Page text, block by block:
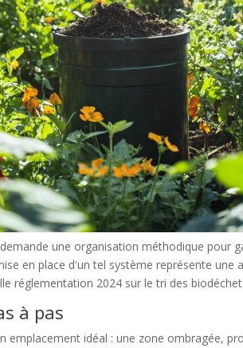
une organisation méthodique pour
en place d'un tel système représente une
réglementation 2024 sur le tri des
à pas
emplacement idéal : une zone ombragée,